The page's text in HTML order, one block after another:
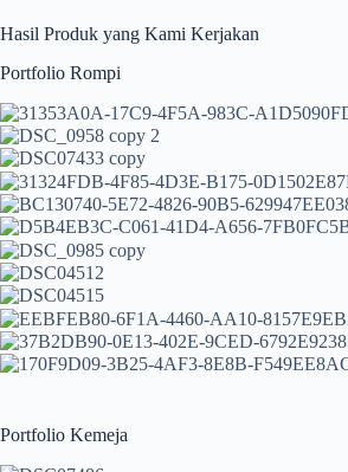
Hasil Produk yang Kami Kerjakan
Portfolio Rompi
Portfolio Kemeja